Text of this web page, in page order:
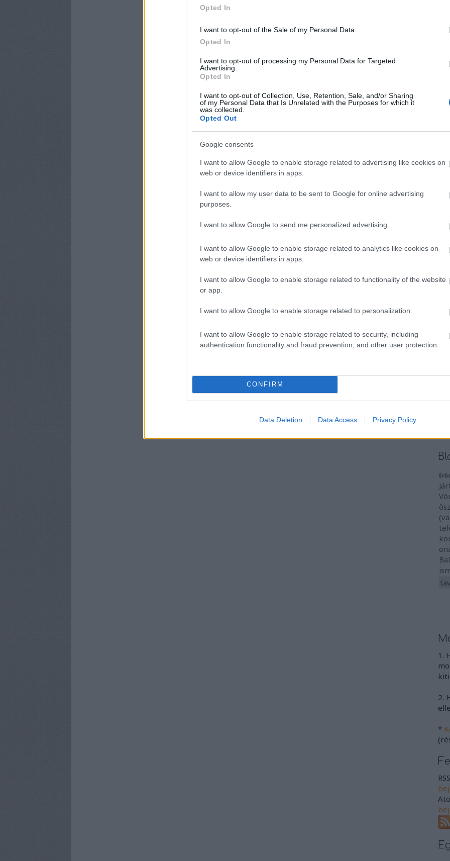
Opted In
I want to opt-out of the Sale of my Personal Data.
Opted In
I want to opt-out of processing my Personal Data for Targeted
Advertising.
Opted In
I want to opt-out of Collection, Use, Retention, Sale, and/or Sharing
of my Personal Data that Is Unrelated with the Purposes for which it
was collected.
Opted Out
Google consents
I want to allow Google to enable storage related to advertising like cookies on
web or device identifiers in apps.
I want to allow my user data to be sent to Google for online advertising
purposes.
I want to allow Google to send me personalized advertising.
I want to allow Google to enable storage related to analytics like cookies on
web or device identifiers in apps.
I want to allow Google to enable storage related to functionality of the website
or app.
I want to allow Google to enable storage related to personalization.
I want to allow Google to enable storage related to security, including
authentication functionality and fraud prevention, and other user protection.
CONFIRM
Data Deletion Data Access Privacy Policy
A
1.
2.
*